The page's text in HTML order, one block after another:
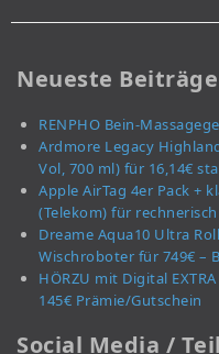
Neueste Beiträge
RENPHO Bein-
Ardmore Legacy
Vol, 700 ml) für 16,14€
Apple AirTag 4er Pack +
(Telekom) für
Dreame Aqua10 Ultra
Wischroboter für 749€ –
HÖRZU mit Digital
145€ Prämie/Gutschein
Social Media /